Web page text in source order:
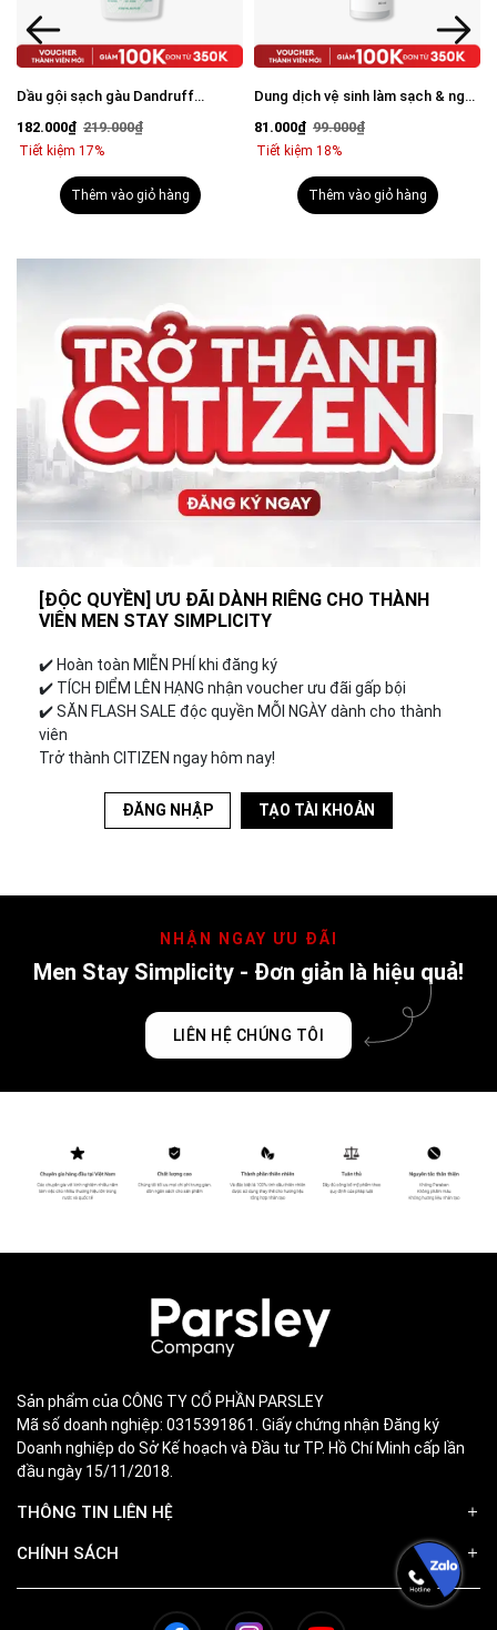
Dầu gội sạch gàu Dandruff
250ml
182.000₫ 219.000₫
Tiết kiệm 17%
Thêm vào giỏ hàng
Dung dịch vệ sinh làm sạch & ngăn
81.000₫ 99.000₫
Tiết kiệm 18%
Thêm vào giỏ hàng
[ĐỘC QUYỀN] ƯU ĐÃI DÀNH RIÊNG CHO THÀNH
VIÊN MEN STAY SIMPLICITY
✔️︎ Hoàn toàn MIỄN PHÍ khi đăng ký
✔️︎ TÍCH ĐIỂM LÊN HẠNG nhận voucher ưu đãi gấp bội
✔️︎ SĂN FLASH SALE độc quyền MỖI NGÀY dành cho thành
viên
Trở thành CITIZEN ngay hôm nay!
ĐĂNG NHẬP TẠO TÀI KHOẢN
NHẬN NGAY ƯU ĐÃI
Men Stay Simplicity - Đơn giản là hiệu quả!
LIÊN HỆ CHÚNG TÔI
Sản phẩm của CÔNG TY CỔ PHẦN PARSLEY
Mã số doanh nghiệp: 0315391861. Giấy chứng nhận Đăng ký
Doanh nghiệp do Sở Kế hoạch và Đầu tư TP. Hồ Chí Minh cấp lần
đầu ngày 15/11/2018.
THÔNG TIN LIÊN HỆ
CHÍNH SÁCH